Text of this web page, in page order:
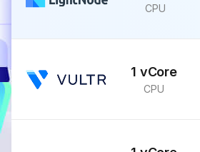
CPU
1 vCore
CPU